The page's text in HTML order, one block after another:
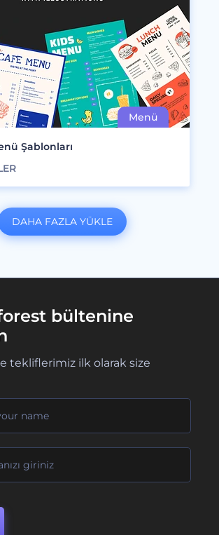
Şablonları
DAHA FAZLA YÜKLE
bültenine
tekliflerimiz ilk olarak size